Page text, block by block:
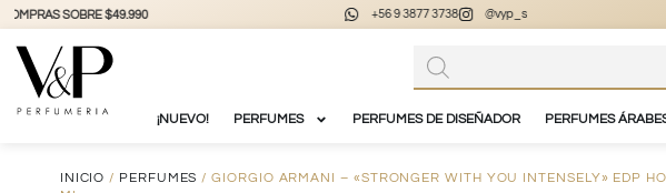
+56 9 3877 3738
¡NUEVO! PERFUMES PERFUMES DE DISEÑADOR PERFUMES
INICIO / PERFUMES / GIORGIO ARMANI – «STRONGER WITH YOU INTENSELY» EDP